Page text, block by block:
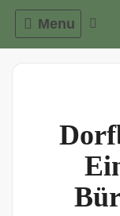
Menu